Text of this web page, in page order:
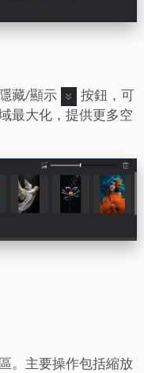
藏/顯示
按鈕，可
最大化，提供更多空
。主要操作包括縮放